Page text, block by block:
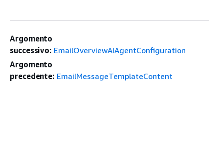
Argomento
successivo: EmailOverviewAIAgentConfiguration
Argomento
precedente: EmailMessageTemplateContent